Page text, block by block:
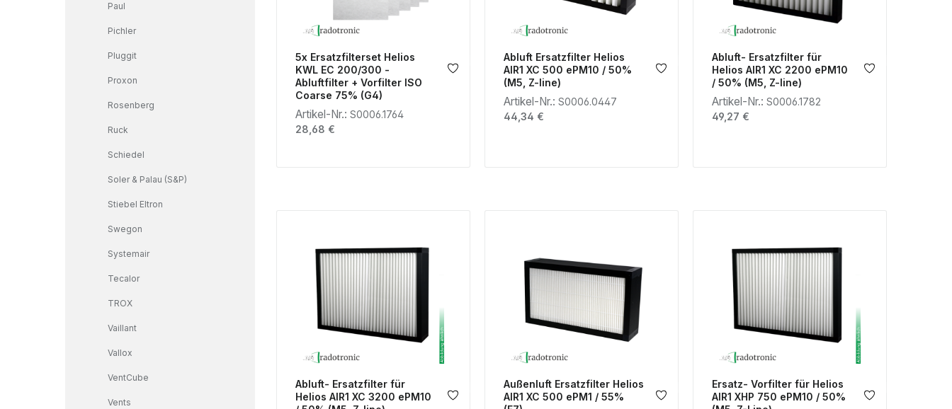
Paul
Pichler
Pluggit
Proxon
Rosenberg
Ruck
Schiedel
Soler & Palau (S&P)
Stiebel Eltron
Swegon
Systemair
Tecalor
TROX
Vaillant
Vallox
VentCube
Vents
5x Ersatzfilterset Helios
KWL EC 200/300 -
Abluftfilter + Vorfilter ISO
Coarse 75% (G4)
Artikel-Nr.: S0006.1764
Regulärer Preis:
28,68 €
Abluft Ersatzfilter Helios
AIR1 XC 500 ePM10 / 50%
(M5, Z-line)
Artikel-Nr.: S0006.0447
Regulärer Preis:
44,34 €
Abluft- Ersatzfilter für
Helios AIR1 XC 2200 ePM10
/ 50% (M5, Z-line)
Artikel-Nr.: S0006.1782
Regulärer Preis:
49,27 €
Abluft- Ersatzfilter für
Helios AIR1 XC 3200 ePM10
Außenluft Ersatzfilter Helios
AIR1 XC 500 ePM1 / 55%
Ersatz- Vorfilter für Helios
AIR1 XHP 750 ePM10 / 50%